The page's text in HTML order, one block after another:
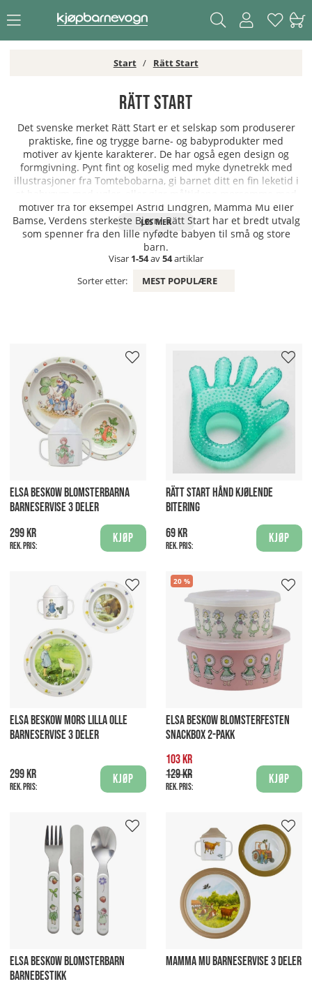
Start Rätt Start
Rätt Start
Det svenske merket Rätt Start er et selskap som produserer
praktiske, fine og trygge barne- og babyprodukter med
motiver av kjente karakterer. De har også egen design og
formgivning. Pynt fint og koselig med myke dynetrekk med
illustrasjoner fra Tomtebobarna, gi barnet ditt en fin leketid i
motiver fra for eksempel Astrid Lindgren, Mamma Mu eller
Bamse, Verdens sterkeste Bjørn! Rätt Start har et bredt utvalg
som spenner fra den lille nyfødte babyen til små og store
barn.
Visar 1-54av54artiklar
Sorter etter:
MEST POPULÆRE
ELSA BESKOW BLOMSTERBARNA
BARNESERVISE 3 DELER
299 kr
Rek. pris:
Kjøp
RÄTT START HÅND KJØLENDE
BITERING
69 kr
Rek. pris:
Kjøp
ELSA BESKOW MORS LILLA OLLE
BARNESERVISE 3 DELER
299 kr
Rek. pris:
Kjøp
20
ELSA BESKOW BLOMSTERFESTEN
SNACKBOX 2-PAKK
103 kr
129 kr
Rek. pris:
Kjøp
ELSA BESKOW BLOMSTERBARN
BARNEBESTIKK
MAMMA MU BARNESERVISE 3 DELER